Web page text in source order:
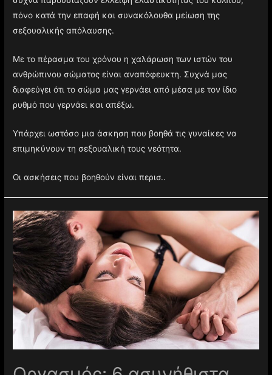
πόνο κατά την επαφή και συνακόλουθα μείωση της
σεξουαλικής απόλαυσης.
Με το πέρασμα του χρόνου η χαλάρωση των ιστών του
ανθρώπινου σώματος είναι αναπόφευκτη. Συχνά μας
διαφεύγει ότι το σώμα μας γερνάει από μέσα με τον ίδιο
ρυθμό που γερνάει και απέξω.
Υπάρχει ωστόσο μια άσκηση που βοηθά τις γυναίκες να
επιμηκύνουν τη σεξουαλική τους νεότητα.
Οι ασκήσεις που βοηθούν είναι περισ..